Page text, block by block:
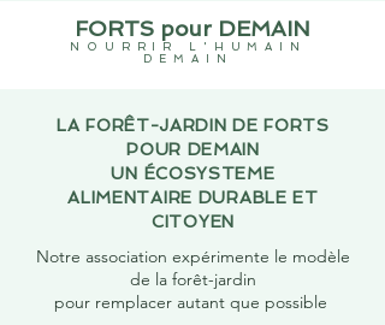
FORTS pour DEMAIN
NOURRIR L'HUMAIN
DEMAIN
LA FORÊT-JARDIN DE FORTS
POUR DEMAIN
UN ÉCOSYSTEME
ALIMENTAIRE DURABLE ET
CITOYEN
Notre association expérimente le modèle
de la forêt-jardin
pour remplacer autant que possible